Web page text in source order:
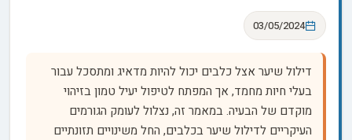
03/05/2024
דילול שיער אצל כלבים יכול להיות מדאיג ומתסכל עבור
בעלי חיות מחמד, אך המפתח לטיפול יעיל טמון בזיהוי
מוקדם של הבעיה. במאמר זה, נצלול לעומק הגורמים
העיקריים לדילול שיער בכלבים, החל משינויים תזונתיים